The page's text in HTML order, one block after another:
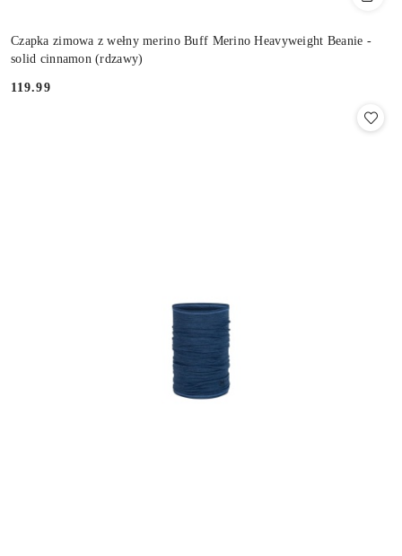
Czapka zimowa z wełny merino Buff Merino Heavyweight Beanie -
solid cinnamon (rdzawy)
Cena:
119.99